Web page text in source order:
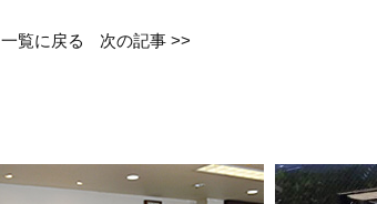
一覧に戻る 次の記事 >>